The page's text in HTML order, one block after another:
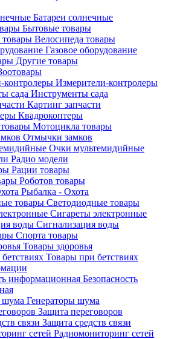
Батареи солнечные
Бытовые товары
Велосипеда товары
Газовое оборудование
Другие товары
Измерители-контролеры
Инструменты сада
Картинг запчасти
Квадрокоптеры
Мотоцикла товары
Отмычки замков
Очки мультемидийные
Радио модели
Рации товары
Роботов товары
Рыбалка - Охота
Светодиодные товары
Сигареты электронные
Сигнализация воды
Спорта товары
Товары здоровья
Товары при бетствиях
Безопасность
Генераторы шума
Защита переговоров
Защита средств связи
Радиомониторинг сетей